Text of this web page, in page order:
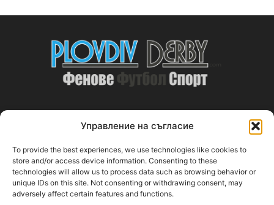
Управление на съгласие
To provide the best experiences, we use technologies like cookies to
store and/or access device information. Consenting to these
technologies will allow us to process data such as browsing behavior or
unique IDs on this site. Not consenting or withdrawing consent, may
adversely affect certain features and functions.
ABOUT US
PlovdivDerby.com е първата пловдивска изцяло футболна
медия!
Свържи се с нас:plovdivderby.com@gmail.com